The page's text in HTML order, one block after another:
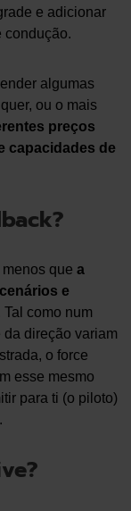
e adicionar
condução.
algumas
ou o mais
preços
capacidades de
que a
e
Tal como num
direção variam
o force
esse mesmo
para ti (o piloto)